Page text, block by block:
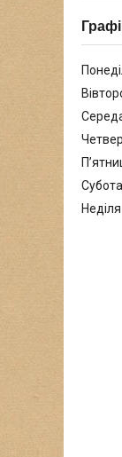
Четвер
Субота
Неділя